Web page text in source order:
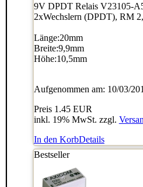
9V DPDT Relais V23105-
2xWechslern (DPDT), RM
Länge:20mm
Breite:9,9mm
Höhe:10,5mm
Aufgenommen am: 10/03/
Preis 1.45 EUR
inkl. 19% MwSt. zzgl.
In den KorbDetails
Bestseller